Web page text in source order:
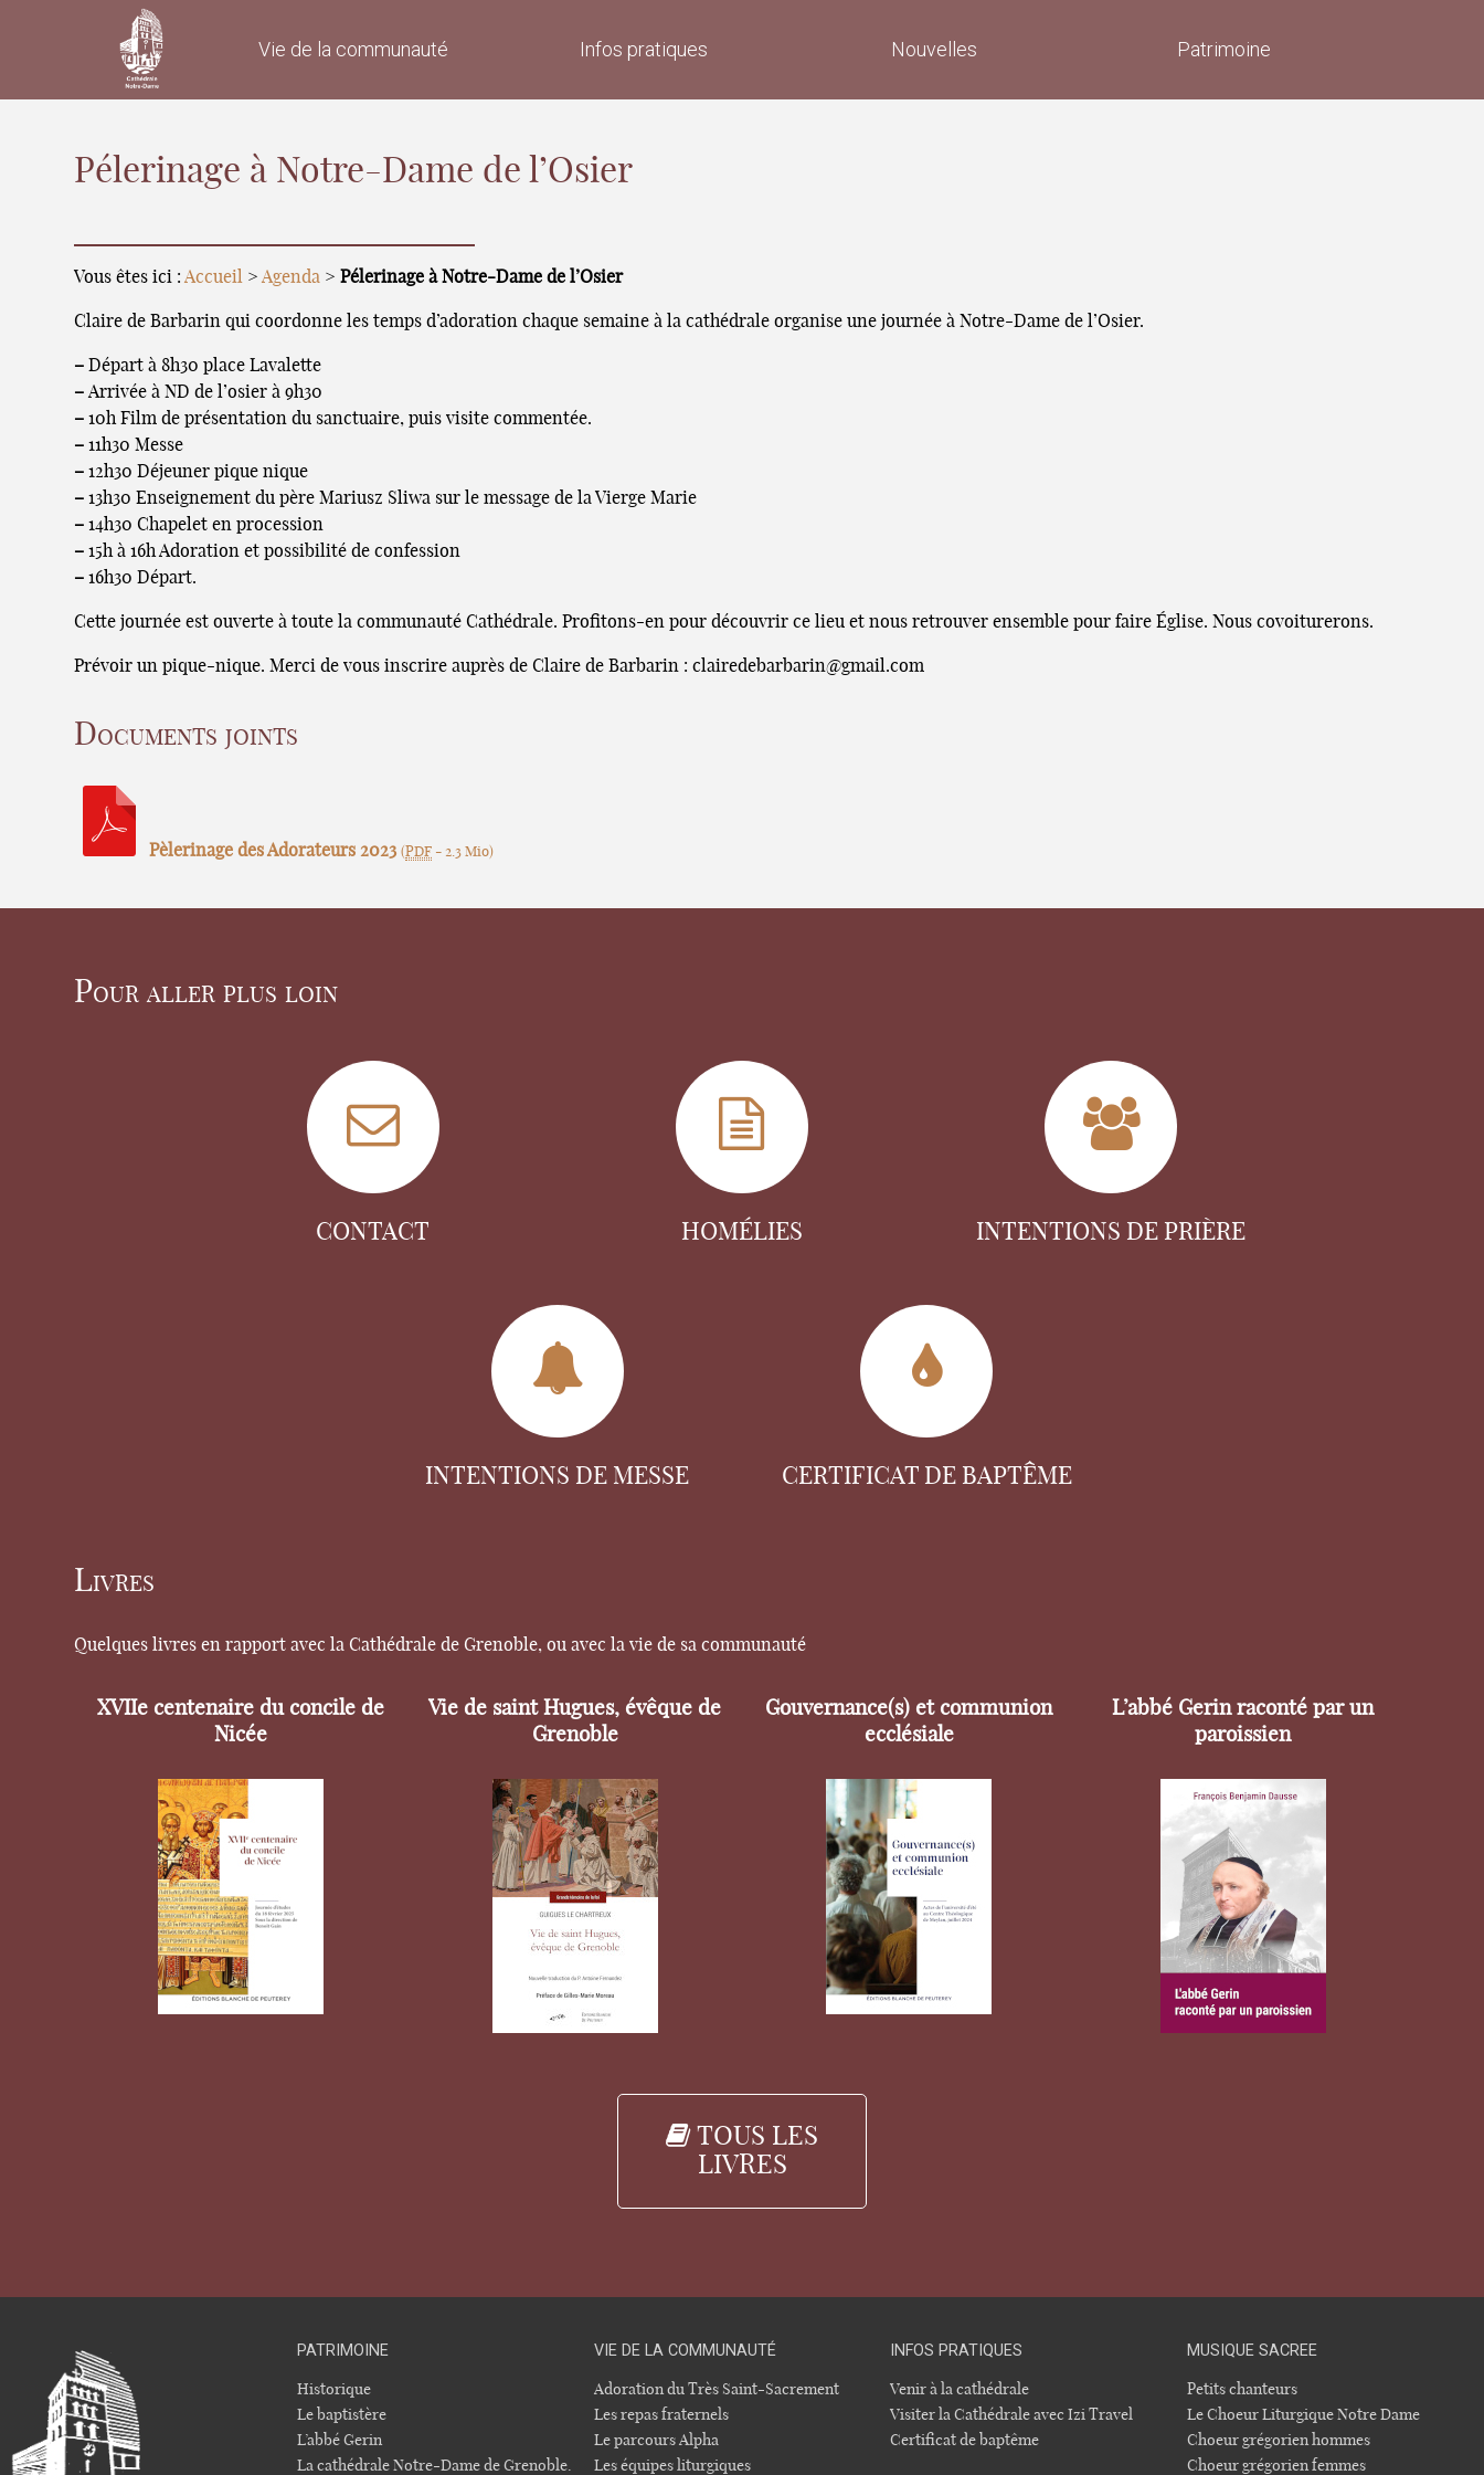
Vie de la communauté Infos pratiques Nouvelles Patrimoine
Pélerinage à Notre-Dame de l’Osier
Vous êtes ici :Accueil >Agenda >Pélerinage à Notre-Dame de l’Osier
Claire de Barbarin qui coordonne les temps d’adoration chaque semaine à la cathédrale organise une journée à Notre-Dame de l’Osier.
– Départ à 8h30 place Lavalette
– Arrivée à ND de l’osier à 9h30
– 10h Film de présentation du sanctuaire, puis visite commentée.
– 11h30 Messe
– 12h30 Déjeuner pique nique
– 13h30 Enseignement du père Mariusz Sliwa sur le message de la Vierge Marie
– 14h30 Chapelet en procession
– 15h à 16h Adoration et possibilité de confession
– 16h30 Départ.
Cette journée est ouverte à toute la communauté Cathédrale. Profitons-en pour découvrir ce lieu et nous retrouver ensemble pour faire Église. Nous covoiturerons.
Prévoir un pique-nique. Merci de vous inscrire auprès de Claire de Barbarin : clairedebarbarin@gmail.com
Documents joints
Pèlerinage des Adorateurs 2023 ( PDF - 2.3 Mio)
Pour aller plus loin
CONTACT HOMÉLIES INTENTIONS DE PRIÈRE
INTENTIONS DE MESSE CERTIFICAT DE BAPTÊME
Livres
Quelques livres en rapport avec la Cathédrale de Grenoble, ou avec la vie de sa communauté
XVIIe centenaire du concile de
Nicée
Vie de saint Hugues, évêque de
Grenoble
Gouvernance(s) et communion
ecclésiale
L’abbé Gerin raconté par un
paroissien
TOUS LES
LIVRES
PATRIMOINE
Historique
Le baptistère
L’abbé Gerin
La cathédrale Notre-Dame de Grenoble.
VIE DE LA COMMUNAUTÉ
Adoration du Très Saint-Sacrement
Les repas fraternels
Le parcours Alpha
Les équipes liturgiques
INFOS PRATIQUES
Venir à la cathédrale
Visiter la Cathédrale avec Izi Travel
Certificat de baptême
MUSIQUE SACREE
Petits chanteurs
Le Choeur Liturgique Notre Dame
Choeur grégorien hommes
Choeur grégorien femmes